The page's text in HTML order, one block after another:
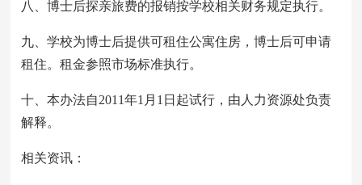
八、博士后探亲旅费的报销按学校相关财务规定执行。
九、学校为博士后提供可租住公寓住房，博士后可申请
租住。租金参照市场标准执行。
十、本办法自2011年1月1日起试行，由人力资源处负责
解释。
相关资讯：